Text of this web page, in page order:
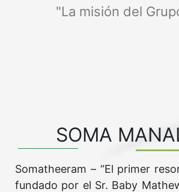
"La misión del
SOMA
Somatheeram – “El primer
fundado por el Sr. Baby